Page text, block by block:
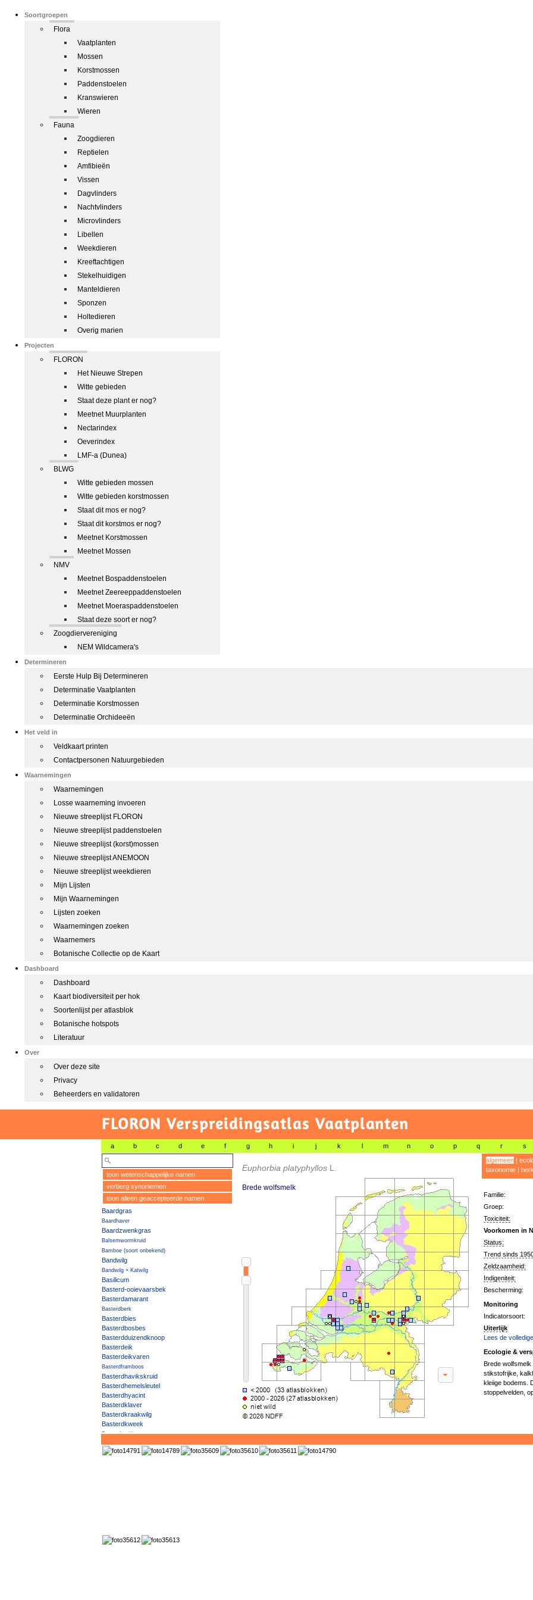
Soortgroepen
Flora
Vaatplanten
Mossen
Korstmossen
Paddenstoelen
Kranswieren
Wieren
Fauna
Zoogdieren
Reptielen
Amfibieën
Vissen
Dagvlinders
Nachtvlinders
Microvlinders
Libellen
Weekdieren
Kreeftachtigen
Stekelhuidigen
Manteldieren
Sponzen
Holtedieren
Overig marien
Projecten
FLORON
Het Nieuwe Strepen
Witte gebieden
Staat deze plant er nog?
Meetnet Muurplanten
Nectarindex
Oeverindex
LMF-a (Dunea)
BLWG
Witte gebieden mossen
Witte gebieden korstmossen
Staat dit mos er nog?
Staat dit korstmos er nog?
Meetnet Korstmossen
Meetnet Mossen
NMV
Meetnet Bospaddenstoelen
Meetnet Zeereeppaddenstoelen
Meetnet Moeraspaddenstoelen
Staat deze soort er nog?
Zoogdiervereniging
NEM Wildcamera's
Determineren
Eerste Hulp Bij Determineren
Determinatie Vaatplanten
Determinatie Korstmossen
Determinatie Orchideeën
Het veld in
Veldkaart printen
Contactpersonen Natuurgebieden
Waarnemingen
Waarnemingen
Losse waarneming invoeren
Nieuwe streeplijst FLORON
Nieuwe streeplijst paddenstoelen
Nieuwe streeplijst (korst)mossen
Nieuwe streeplijst ANEMOON
Nieuwe streeplijst weekdieren
Mijn Lijsten
Mijn Waarnemingen
Lijsten zoeken
Waarnemingen zoeken
Waarnemers
Botanische Collectie op de Kaart
Dashboard
Dashboard
Kaart biodiversiteit per hok
Soortenlijst per atlasblok
Botanische hotspots
Literatuur
Over
Over deze site
Privacy
Beheerders en validatoren
FLORON Verspreidingsatlas Vaatplanten
a b c d e f g h i j k l m n o p q r s
toon wetenschappelijke namen
verberg synoniemen
toon alleen geaccepteerde namen
Baardgras
Baardhaver
Baardzwenkgras
Balsemwormkruid
Bamboe (soort onbekend)
Bandwilg
Bandwilg × Katwilg
Basilicum
Basterd-ooievaarsbek
Basterdamarant
Basterdberk
Basterdbies
Basterdbosbes
Basterdduizendknoop
Basterdeik
Basterdeikvaren
Basterdframboos
Basterdhavikskruid
Basterdhemelsleutel
Basterdhyacint
Basterdklaver
Basterdkraakwilg
Basterdkweek
Basterdmeidoorn
Basterdpaardenstaart
Basterdschroeforchis
Basterdwikke
Euphorbia platyphyllos L.
Brede wolfsmelk
algemeen|
taxonomie|
Familie:
Groep:
Toxiciteit:
Voorkomen in
Status:
Trend sinds
Zeldzaamheid:
Indigeniteit:
Bescherming:
Monitoring
Indicatorsoort:
Uiterlijk
Lees de
Ecologie &
Brede
stikstofrijke,
kleiige bodems.
stoppelvelden,